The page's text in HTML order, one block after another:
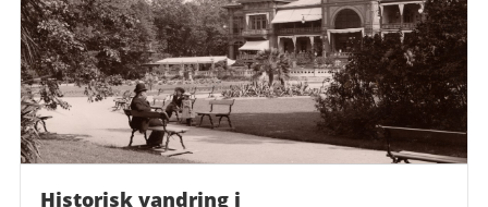
Historisk vandring i